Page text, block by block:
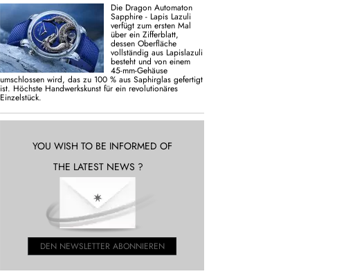
Die Dragon Automaton
Sapphire - Lapis Lazuli
verfügt zum ersten Mal
über ein Zifferblatt,
dessen Oberfläche
vollständig aus Lapislazuli
besteht und von einem
45-mm-Gehäuse
umschlossen wird, das zu 100 % aus Saphirglas gefertigt
ist. Höchste Handwerkskunst für ein revolutionäres
Einzelstück.
YOU WISH TO BE INFORMED OF
THE LATEST NEWS ?
DEN NEWSLETTER ABONNIEREN